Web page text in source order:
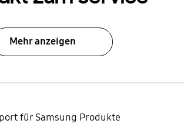
Mehr anzeigen
für Samsung Produkte